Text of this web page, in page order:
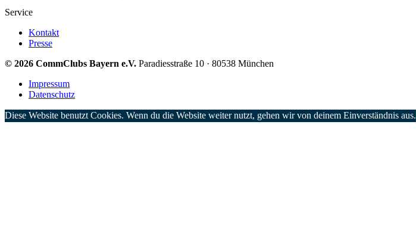
Service
Kontakt
Presse
© 2026 CommClubs Bayern e.V. Paradiesstraße 10 · 80538 München
Impressum
Datenschutz
Diese Website benutzt Cookies. Wenn du die Website weiter nutzt, gehen wir von deinem Einverständnis aus.